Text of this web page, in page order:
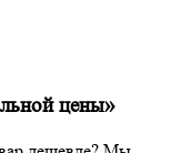
цены»